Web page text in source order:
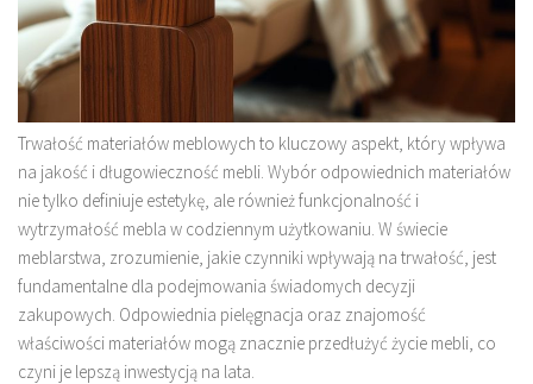
Trwałość materiałów meblowych to kluczowy aspekt, który wpływa
na jakość i długowieczność mebli. Wybór odpowiednich materiałów
nie tylko definiuje estetykę, ale również funkcjonalność i
wytrzymałość mebla w codziennym użytkowaniu. W świecie
meblarstwa, zrozumienie, jakie czynniki wpływają na trwałość, jest
fundamentalne dla podejmowania świadomych decyzji
zakupowych. Odpowiednia pielęgnacja oraz znajomość
właściwości materiałów mogą znacznie przedłużyć życie mebli, co
czyni je lepszą inwestycją na lata.